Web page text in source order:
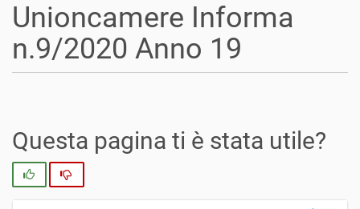
Unioncamere Informa
n.9/2020 Anno 19
Questa pagina ti è stata utile?